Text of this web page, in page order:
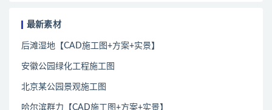
最新素材
后滩湿地【CAD施工图+方案+实景】
安徽公园绿化工程施工图
北京某公园景观施工图
哈尔滨群力【CAD施工图+方案+实景】